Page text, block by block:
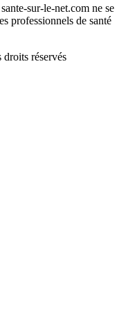
sur-le-net.com ne se
professionnels de santé
réservés